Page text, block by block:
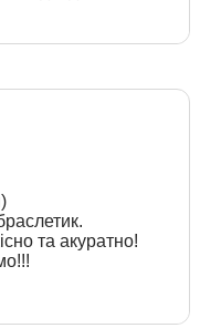
та акуратно!